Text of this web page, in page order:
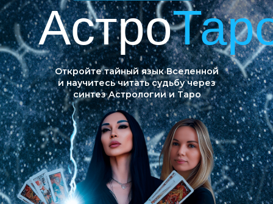
Астро
Откройте тайный язык Вселенной
и научитесь читать судьбу через
синтез Астрологии и Таро